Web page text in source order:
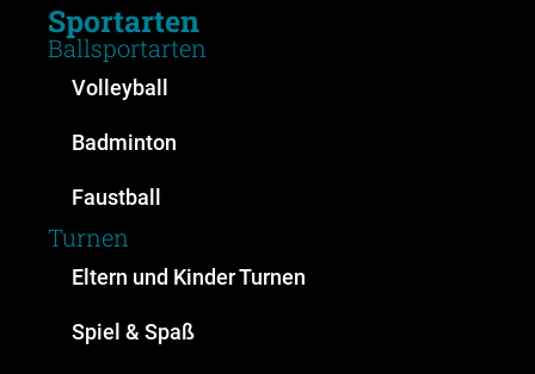
Sportarten
Ballsportarten
Volleyball
Badminton
Faustball
Turnen
Eltern und Kinder Turnen
Spiel & Spaß